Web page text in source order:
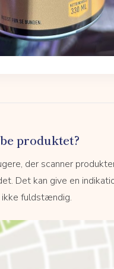
produktet?
der scanner
Det kan give en
ikke fuldstændig.